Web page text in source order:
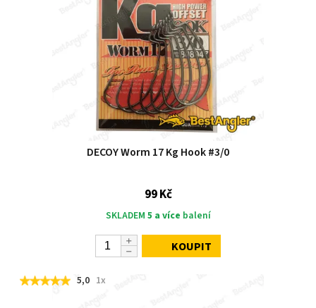
DECOY Worm 17 Kg Hook #3/0
99 Kč
SKLADEM 5 a více balení
KOUPIT
5,0 1x